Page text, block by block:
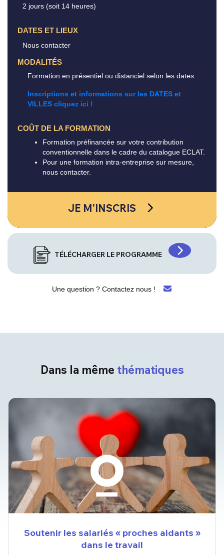
2 jours (soit 14 heures)
DATES ET LIEUX
Nous contacter
MODALITÉS
Formation en présentiel ou distanciel selon les dates.
Inscriptions et informations sur les DATES et
VILLES cliquez ici !
COÛT DE LA FORMATION
Formation préfinancée sur votre contribution
conventionnelle dans le cadre du catalogue ECLAT.
Pour une formation intra-entreprise sur mesure,
nous contacter.
JE M'INSCRIS
TÉLÉCHARGER LE PROGRAMME
Une question ? Contactez nous !
Dans la même thématiques
Soutenir les salariés « proches aidants »
dans le travail